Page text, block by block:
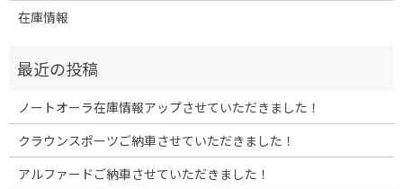
在庫情報
ノートオーラ在庫情報アップさせていただきました！
クラウンスポーツご納車させていただきました！
アルファードご納車させていただきました！